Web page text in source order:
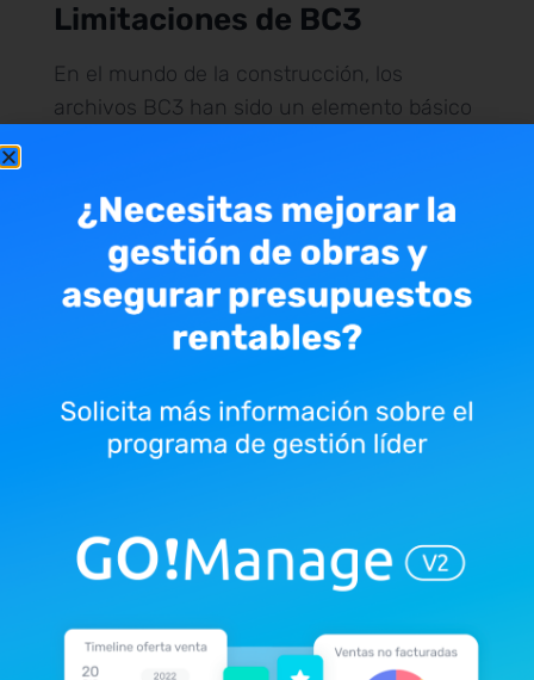
Limitaciones de BC3
En el mundo de la construcción, los
archivos BC3 han sido un elemento básico
Aun así, en tiempos recientes, Excel ha ido
ganándole terreno a este formato, ya que,
como hemos mencionado en el punto
anterior, presenta ciertas limitaciones. Aquí
presentamos más en detalle algunas de
Especialización.Uno de los puntos más
relevantes es la especialización que
diseñado especialmente para el sector
de la construcción su utilidad queda
reducida en este campo. Otras
herramientas, como Excel, permiten un